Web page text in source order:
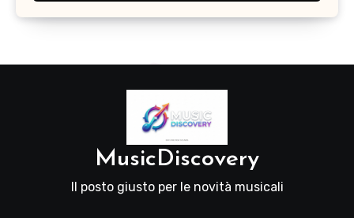
MusicDiscovery
Il posto giusto per le novità musicali